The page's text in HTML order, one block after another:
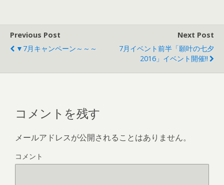
Previous Post
▼7月キャンペーン～～～
Next Post
7月イベント前半「願叶の七夕
2016」イベント開催!!
コメントを残す
メールアドレスが公開されることはありません。
コメント